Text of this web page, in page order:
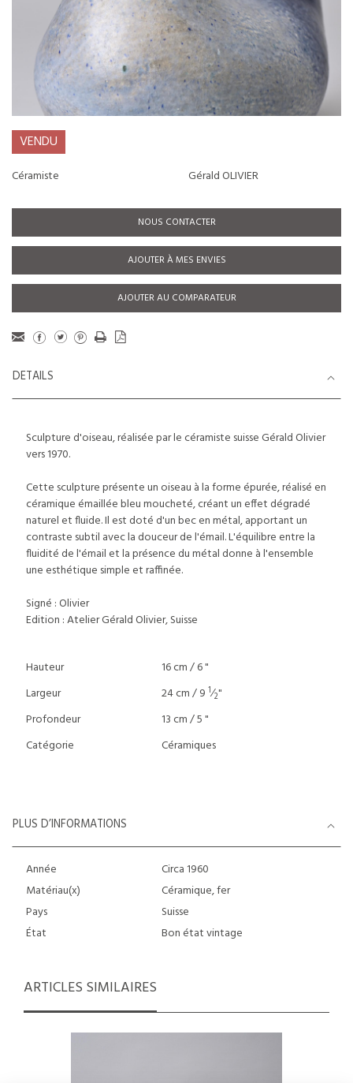
VENDU
Céramiste Gérald OLIVIER
NOUS CONTACTER
AJOUTER À MES ENVIES
AJOUTER AU COMPARATEUR
DETAILS
Sculpture d'oiseau, réalisée par le céramiste suisse Gérald Olivier
vers 1970.
Cette sculpture présente un oiseau à la forme épurée, réalisé en
céramique émaillée bleu moucheté, créant un effet dégradé
naturel et fluide. Il est doté d'un bec en métal, apportant un
contraste subtil avec la douceur de l'émail. L'équilibre entre la
fluidité de l'émail et la présence du métal donne à l'ensemble
une esthétique simple et raffinée.
Signé : Olivier
Edition : Atelier Gérald Olivier, Suisse
Hauteur
16 cm / 6 "
Largeur
24 cm / 9 1⁄2"
Profondeur
13 cm / 5 "
Catégorie
Céramiques
PLUS D’INFORMATIONS
Année
Circa 1960
Matériau(x)
Céramique, fer
Pays
Suisse
État
Bon état vintage
ARTICLES SIMILAIRES